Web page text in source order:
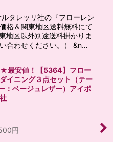
タレッリ社の『フローレン
格＆関東地区送料無料にて
地区以外別途送料掛かりま
合わせください。） &n…
最安値！【5364】フロー
イニング３点セット（テー
：ベージュレザー）アイボ
円